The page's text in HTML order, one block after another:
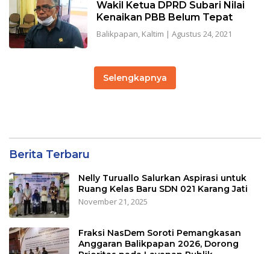
Wakil Ketua DPRD Subari Nilai
Kenaikan PBB Belum Tepat
Balikpapan, Kaltim | Agustus 24, 2021
Selengkapnya
Berita Terbaru
Nelly Turuallo Salurkan Aspirasi untuk
Ruang Kelas Baru SDN 021 Karang Jati
November 21, 2025
Fraksi NasDem Soroti Pemangkasan
Anggaran Balikpapan 2026, Dorong